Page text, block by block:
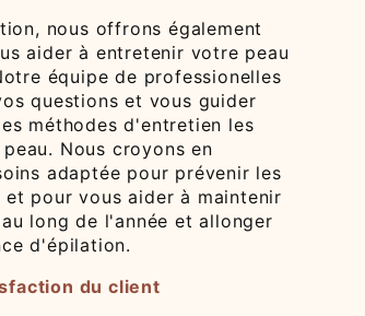
nous offrons également
aider à entretenir votre peau
équipe de professionelles
questions et vous guider
méthodes d'entretien les
Nous croyons en
adaptée pour prévenir les
pour vous aider à maintenir
long de l'année et allonger
d'épilation.
du client